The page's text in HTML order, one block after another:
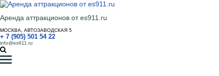
Аренда аттракционов от es911.ru
МОСКВА, АВТОЗАВОДСКАЯ 5
+ 7 (905) 501 54 22
info@es911.ru